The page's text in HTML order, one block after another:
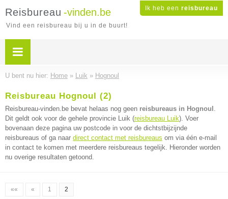
Ik heb een reisbureau
Reisbureau -vinden.be
Vind een reisbureau bij u in de buurt!
U bent nu hier: Home » Luik » Hognoul
Reisbureau Hognoul (2)
Reisbureau-vinden.be bevat helaas nog geen reisbureaus in Hognoul .
Dit geldt ook voor de gehele provincie Luik (reisbureau Luik). Voer
bovenaan deze pagina uw postcode in voor de dichtstbijzijnde
reisbureaus of ga naar direct contact met reisbureaus om via één e-mail
in contact te komen met meerdere reisbureaus tegelijk. Hieronder worden
nu overige resultaten getoond.
«« « 1 2